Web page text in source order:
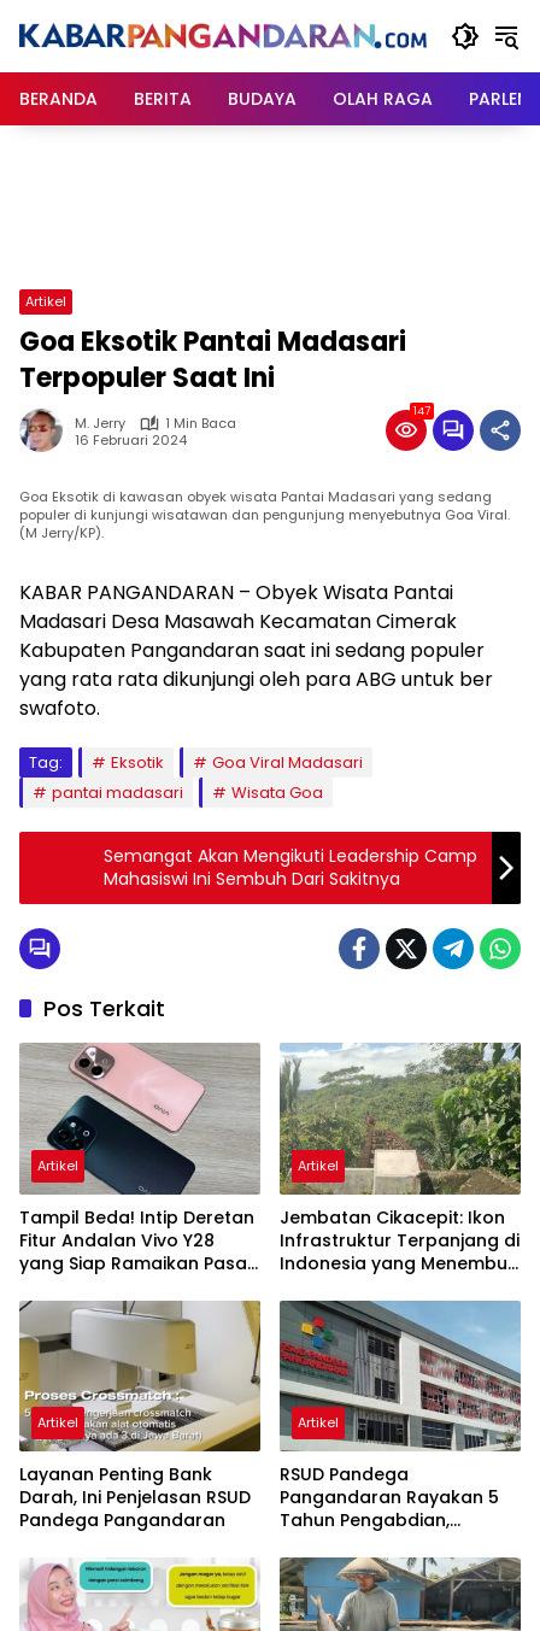
BERANDA
BERITA BUDAYA OLAH RAGA
Artikel
Goa Eksotik Pantai Madasari
Terpopuler Saat Ini
M. Jerry
1 Min Baca
16 Februari 2024
147
Goa Eksotik di kawasan obyek wisata Pantai Madasari yang sedang
populer di kunjungi wisatawan dan pengunjung menyebutnya Goa Viral.
(M Jerry/KP).
KABAR PANGANDARAN – Obyek Wisata Pantai
Madasari Desa Masawah Kecamatan Cimerak
Kabupaten Pangandaran saat ini sedang populer
yang rata rata dikunjungi oleh para ABG untuk ber
swafoto.
Tag: Eksotik
Goa Viral Madasari
pantai madasari
Wisata Goa
Semangat Akan Mengikuti Leadership Camp
Mahasiswi Ini Sembuh Dari Sakitnya
Pos Terkait
Artikel
Tampil Beda! Intip Deretan
Fitur Andalan Vivo Y28
yang Siap Ramaikan Pasar
Artikel
Jembatan Cikacepit: Ikon
Infrastruktur Terpanjang di
Indonesia yang Menembus
Artikel
Layanan Penting Bank
Darah, Ini Penjelasan RSUD
Pandega Pangandaran
Artikel
RSUD Pandega
Pangandaran Rayakan 5
Tahun Pengabdian,
Pelayanan Prima